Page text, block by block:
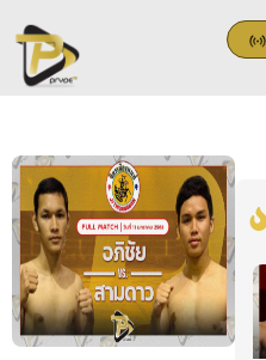
to
content